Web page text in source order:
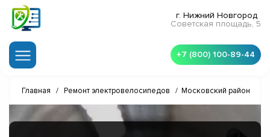
г. Нижний Новгород
Советская площадь, 5
+7 (800) 100-89-44
Главная / Ремонт электровелосипедов / Московский район